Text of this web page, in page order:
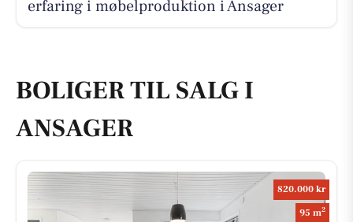
erfaring i møbelproduktion i Ansager
BOLIGER TIL SALG I
ANSAGER
820.000 kr
95 m2